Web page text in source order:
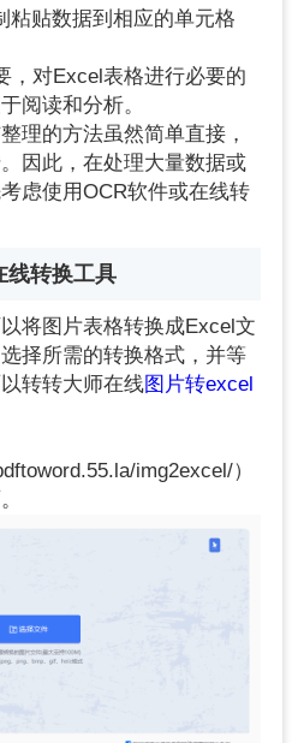
粘贴数据到相应的单元格
，对Excel表格进行必要的
阅读和分析。
理的方法虽然简单直接，
因此，在处理大量数据或
虑使用OCR软件或在线转
线转换工具
将图片表格转换成Excel文
择所需的转换格式，并等
转转大师在线图片转excel
img2excel/）